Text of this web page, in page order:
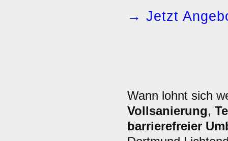
→ Jetzt
Wann lohnt sich
Vollsanierung,
barrierefreier